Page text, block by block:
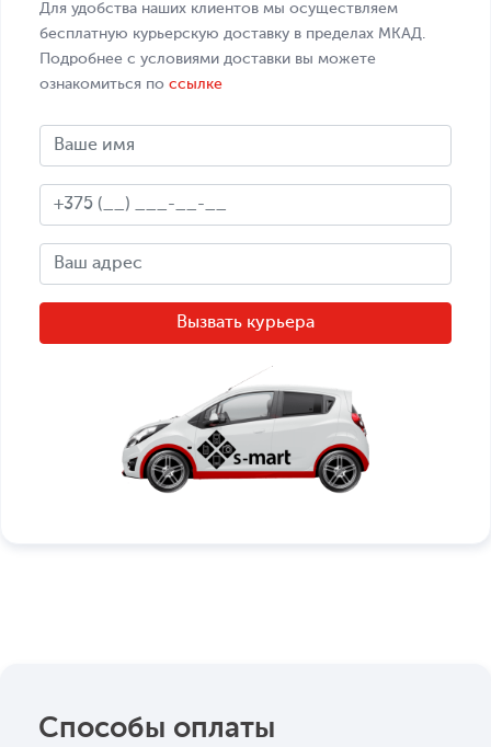
Для удобства наших клиентов мы осуществляем
бесплатную курьерскую доставку в пределах МКАД.
Подробнее с условиями доставки вы можете
ознакомиться по ссылке
Способы оплаты